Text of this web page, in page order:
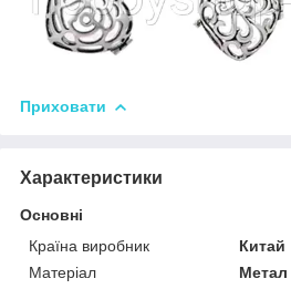
Приховати
Характеристики
Основні
Країна виробник
Китай
Матеріал
Метал